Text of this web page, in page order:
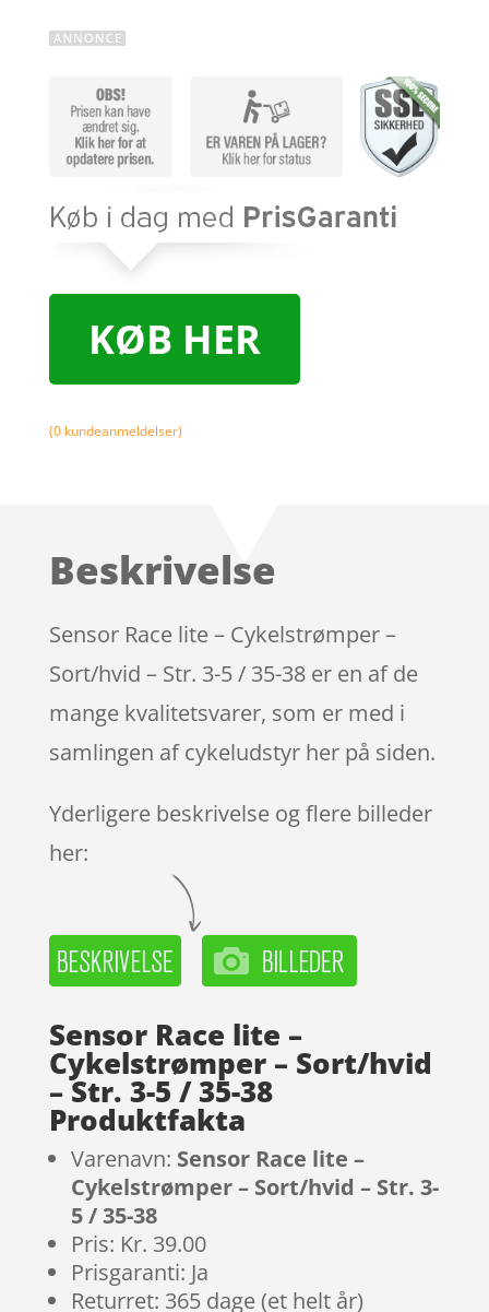
KØB HER
(0kundeanmeldelser)
Beskrivelse
Sensor Race lite – Cykelstrømper –
Sort/hvid – Str. 3-5 / 35-38 er en af de
mange kvalitetsvarer, som er med i
samlingen af cykeludstyr her på siden.
Yderligere beskrivelse og flere billeder
her:
Sensor Race lite –
Cykelstrømper – Sort/hvid
– Str. 3-5 / 35-38
Produktfakta
Varenavn: Sensor Race lite –
Cykelstrømper – Sort/hvid – Str. 3-
5 / 35-38
Pris: Kr. 39.00
Prisgaranti: Ja
Returret: 365 dage (et helt år)